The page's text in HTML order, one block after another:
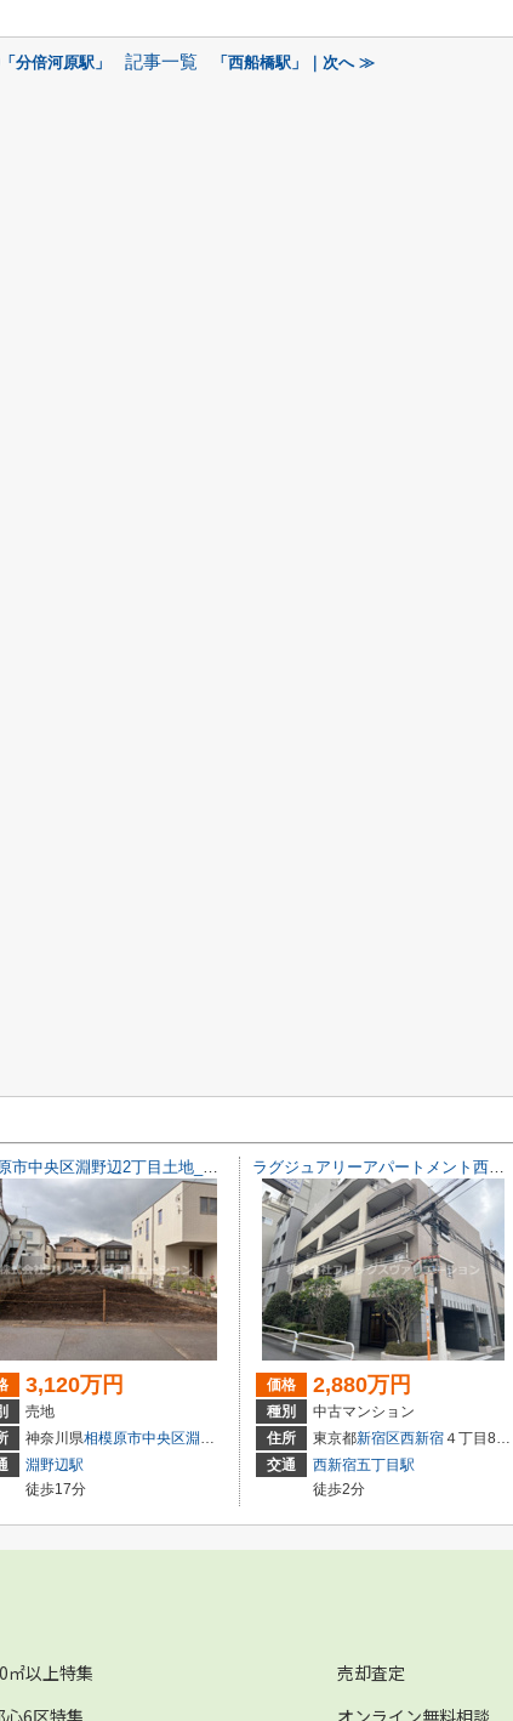
分倍河原駅」 記事一覧 「西船橋駅」｜次へ ≫
相模原市中央区淵野辺2丁目土地_A区画
3,120万円
売地
神奈川県相模原市中央区淵野辺
２丁目
淵野辺駅
徒歩17分
ラグジュアリーアパートメント西新宿
価格 2,880万円
種別
中古マンション
住所
東京都新宿区西新宿４丁目8-41
交通
西新宿五丁目駅
徒歩2分
㎡以上特集
心6区特集
売却査定
オンライン無料相談